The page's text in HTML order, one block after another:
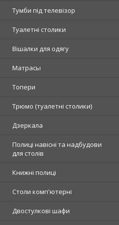
Тумби під телевізор
Туалетні столики
Вішалки для одягу
Матрасы
Топери
Tрюмо (туалетні столики)
Дзеркала
Полиці навісні та надбудови
для столів
Книжні полиці
Столи комп'ютерні
Двостулкові шафи